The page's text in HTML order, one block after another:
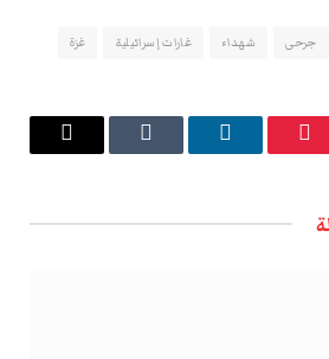
جرحى شهداء غارات إسرائيلية غزة
بينتيريستلينكدإن Tumblr
البريد